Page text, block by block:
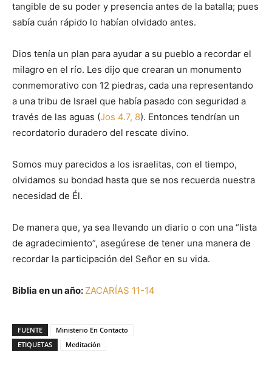
tangible de su poder y presencia antes de la batalla; pues
sabía cuán rápido lo habían olvidado antes.
Dios tenía un plan para ayudar a su pueblo a recordar el
milagro en el río. Les dijo que crearan un monumento
conmemorativo con 12 piedras, cada una representando
a una tribu de Israel que había pasado con seguridad a
través de las aguas (Jos 4.7, 8). Entonces tendrían un
recordatorio duradero del rescate divino.
Somos muy parecidos a los israelitas, con el tiempo,
olvidamos su bondad hasta que se nos recuerda nuestra
necesidad de Él.
De manera que, ya sea llevando un diario o con una “lista
de agradecimiento”, asegúrese de tener una manera de
recordar la participación del Señor en su vida.
Biblia en un año: ZACARÍAS 11-14
FUENTE
Ministerio En Contacto
ETIQUETAS
Meditación